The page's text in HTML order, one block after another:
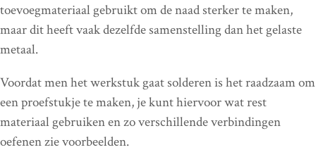
toevoegmateriaal gebruikt om de naad sterker te maken,
maar dit heeft vaak dezelfde samenstelling dan het gelaste
metaal.
Voordat men het werkstuk gaat solderen is het raadzaam om
een proefstukje te maken, je kunt hiervoor wat rest
materiaal gebruiken en zo verschillende verbindingen
oefenen zie voorbeelden.